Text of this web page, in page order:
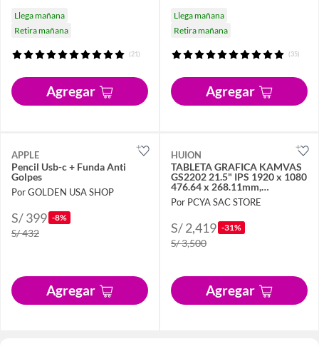
Llega mañana
Retira mañana
(21)
Agregar
Llega mañana
Retira mañana
(35)
Agregar
APPLE
Pencil Usb-c + Funda Anti
Golpes
Por GOLDEN USA SHOP
S/ 399 -8%
S/ 432
Agregar
HUION
TABLETA GRAFICA KAMVAS
GS2202 21.5" IPS 1920 x 1080
476.64 x 268.11mm,
Alámbrico USB
Windows,macOS,Android,Linux
Por PCYA SAC STORE
S/ 2,419 -31%
S/ 3,500
Agregar